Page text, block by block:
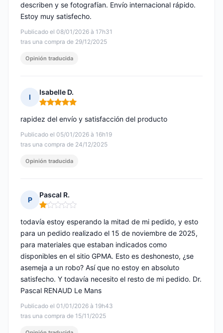
Publicado el 08/01/2026 à 17h31
tras una compra de 29/12/2025
describen y se fotografían. Envío internacional rápido.
Estoy muy satisfecho.
Opinión traducida
I
Isabelle D.
Nota: 5 de 5
Publicado el 05/01/2026 à 16h19
tras una compra de 24/12/2025
rapidez del envío y satisfacción del producto
Opinión traducida
P
Pascal R.
Nota: 1 de 5
Publicado el 01/01/2026 à 19h43
tras una compra de 15/11/2025
todavía estoy esperando la mitad de mi pedido, y esto
para un pedido realizado el 15 de noviembre de 2025,
para materiales que estaban indicados como
disponibles en el sitio GPMA. Esto es deshonesto, ¿se
asemeja a un robo? Así que no estoy en absoluto
satisfecho. Y todavía necesito el resto de mi pedido. Dr.
Pascal RENAUD Le Mans